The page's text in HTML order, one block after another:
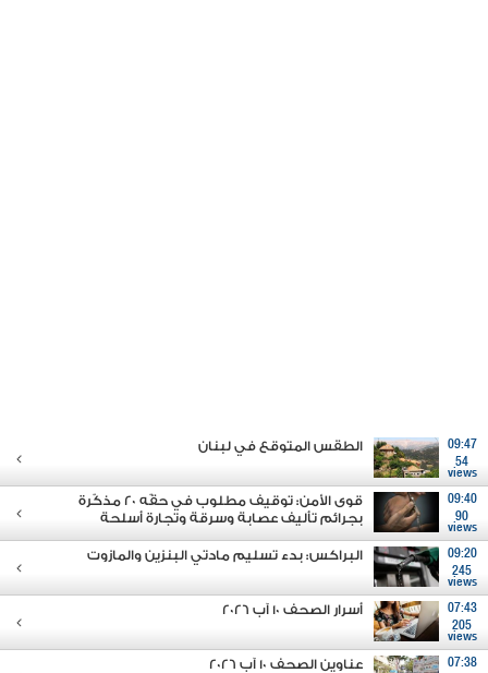
09:47
54
views
الطقس المتوقع في لبنان
09:40
90
views
قوى الأمن: توقيف مطلوب في حقّه 20 مذكّرة
بجرائم تأليف عصابة وسرقة وتجارة أسلحة
09:20
245
views
البراكس: بدء تسليم مادتي البنزين والمازوت
07:43
205
views
أسرار الصحف 10 آب 2026
07:38
عناوين الصحف 10 آب 2026